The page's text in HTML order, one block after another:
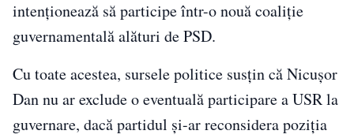
intenționează să participe într-o nouă coaliție
guvernamentală alături de PSD.
Cu toate acestea, sursele politice susțin că Nicușor
Dan nu ar exclude o eventuală participare a USR la
guvernare, dacă partidul și-ar reconsidera poziția